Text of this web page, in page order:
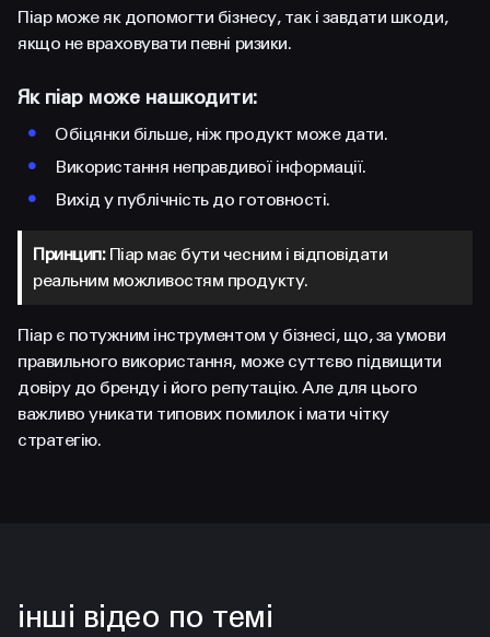
Піар може як допомогти бізнесу, так і завдати шкоди,
якщо не враховувати певні ризики.
Як піар може нашкодити:
•
Обіцянки більше, ніж продукт може дати.
•
Використання неправдивої інформації.
•
Вихід у публічність до готовності.
Принцип:Піар має бути чесним і відповідати
реальним можливостям продукту.
Піар є потужним інструментом у бізнесі, що, за умови
правильного використання, може суттєво підвищити
довіру до бренду і його репутацію. Але для цього
важливо уникати типових помилок і мати чітку
стратегію.
інші відео по темі